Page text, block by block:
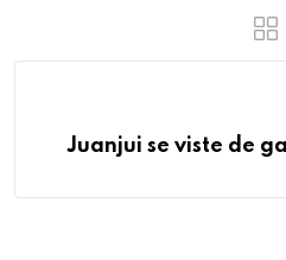
Juanjui se viste de